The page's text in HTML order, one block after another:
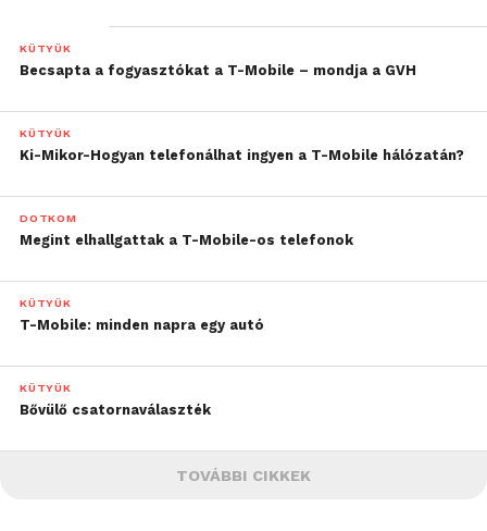
KÜTYÜK
Becsapta a fogyasztókat a T-Mobile – mondja a GVH
KÜTYÜK
Ki-Mikor-Hogyan telefonálhat ingyen a T-Mobile hálózatán?
DOTKOM
Megint elhallgattak a T-Mobile-os telefonok
KÜTYÜK
T-Mobile: minden napra egy autó
KÜTYÜK
Bővülő csatornaválaszték
TOVÁBBI CIKKEK